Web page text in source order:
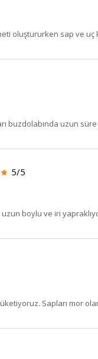
oluştururken sap ve uç
buzdolabında uzun
5/5
boylu ve iri
Sapları mor